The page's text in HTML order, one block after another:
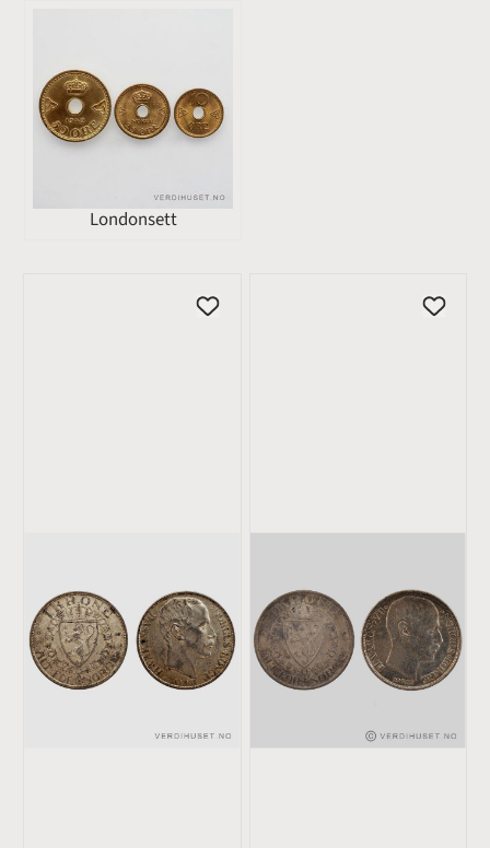
Londonsett